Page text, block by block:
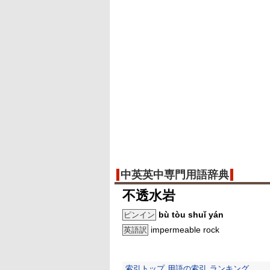
中英英中専門用語辞典
不透水岩
ピンイン bù tòu shuǐ yán
英語訳 impermeable rock